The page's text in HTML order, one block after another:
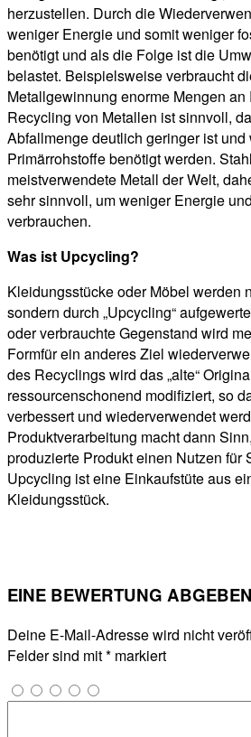
herzustellen. Durch die
weniger Energie und somit weniger
benötigt und als die Folge ist die
belastet. Beispielsweise verbraucht
Metallgewinnung enorme Mengen
Recycling von Metallen ist sinnvoll,
Abfallmenge deutlich geringer ist und
Primärrohstoffe benötigt werden.
meistverwendete Metall der Welt,
sehr sinnvoll, um weniger Energie
verbrauchen.
Was ist Upcycling?
Kleidungsstücke oder Möbel werden
sondern durch „Upcycling“
oder verbrauchte Gegenstand wird
Formfür ein anderes Ziel
des Recyclings wird das „alte“
ressourcenschonend modifiziert, so
verbessert und wiederverwendet
Produktverarbeitung macht dann
produzierte Produkt einen Nutzen für
Upcycling ist eine Einkaufstüte aus
Kleidungsstück.
EINE BEWERTUNG ABGEBEN
Deine E-Mail-Adresse wird nicht
Felder sind mit* markiert